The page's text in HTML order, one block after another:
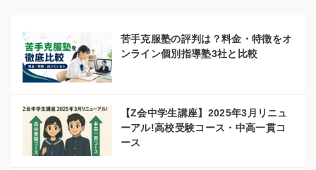
苦手克服塾の評判は？料金・特徴をオ
ンライン個別指導塾3社と比較
【Z会中学生講座】2025年3月リニュ
ーアル!高校受験コース・中高一貫コ
ース